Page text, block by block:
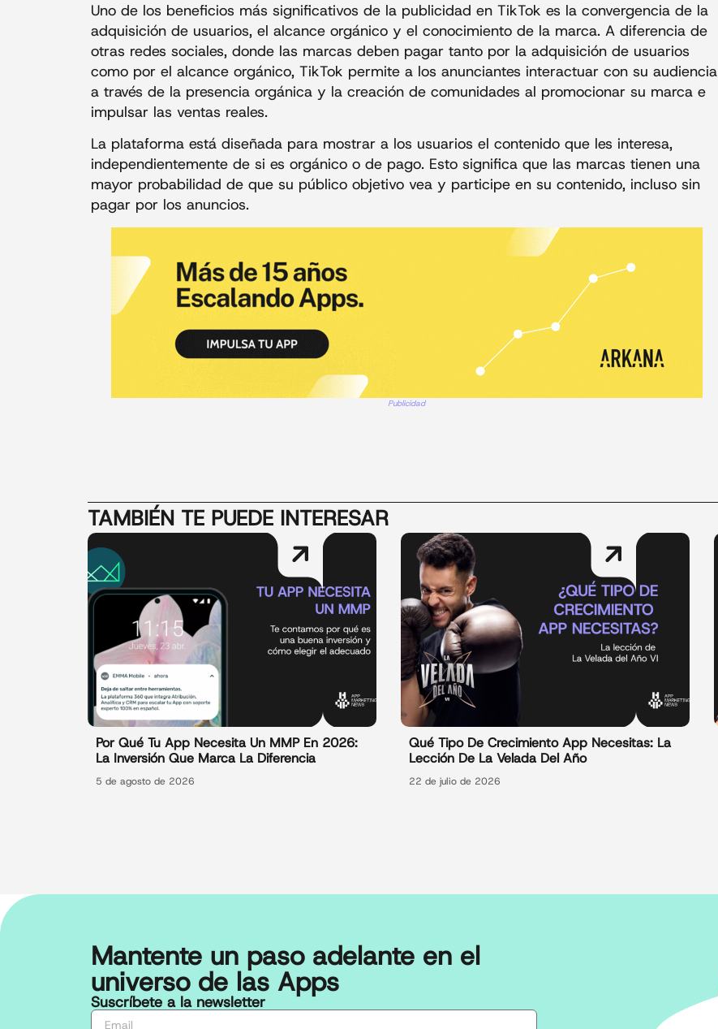
Uno de los beneficios más significativos de la publicidad en TikTok es la convergencia de la
adquisición de usuarios, el alcance orgánico y el conocimiento de la marca. A diferencia de
otras redes sociales, donde las marcas deben pagar tanto por la adquisición de usuarios
como por el alcance orgánico, TikTok permite a los anunciantes interactuar con su audiencia
a través de la presencia orgánica y la creación de comunidades al promocionar su marca e
impulsar las ventas reales.
La plataforma está diseñada para mostrar a los usuarios el contenido que les interesa,
independientemente de si es orgánico o de pago. Esto significa que las marcas tienen una
mayor probabilidad de que su público objetivo vea y participe en su contenido, incluso sin
pagar por los anuncios.
Publicidad
TAMBIÉN TE PUEDE INTERESAR
Por Qué Tu App Necesita Un MMP En 2026:
La Inversión Que Marca La Diferencia
5 de agosto de 2026
Qué Tipo De Crecimiento App Necesitas: La
Lección De La Velada Del Año
22 de julio de 2026
Mantente un paso adelante en el
universo de las Apps
Suscríbete a la newsletter